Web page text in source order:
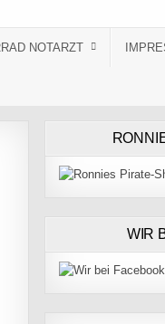
NOTARZT
WIR